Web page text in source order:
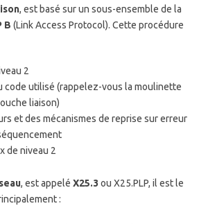
, est basé sur un sous-ensemble de la
B (Link Access Protocol). Cette procédure
2
code utilisé (rappelez-vous la moulinette
liaison)
et des mécanismes de reprise sur erreur
de niveau 2
, est appelé X25.3 ou X25.PLP, il est le
: